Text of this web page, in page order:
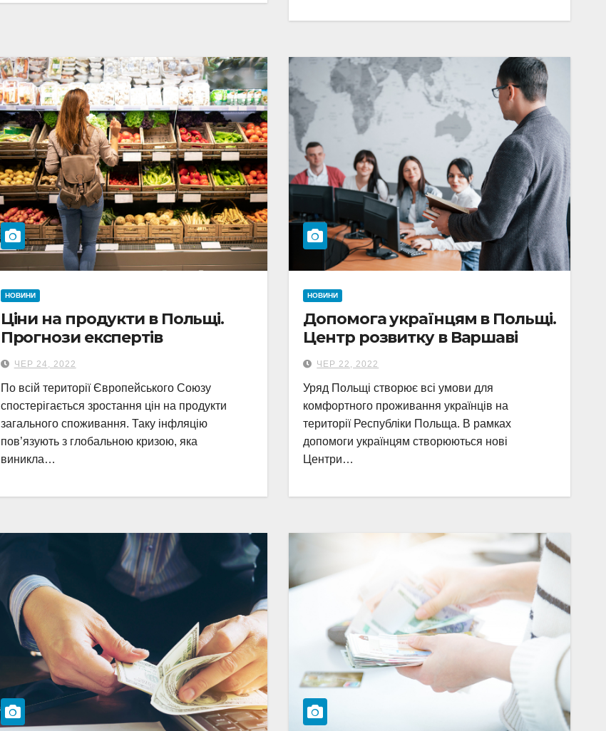
НОВИНИ
Ціни на продукти в Польщі.
Прогнози експертів
ЧЕР 24, 2022
По всій території Європейського Союзу
спостерігається зростання цін на продукти
загального споживання. Таку інфляцію
пов’язують з глобальною кризою, яка
виникла…
НОВИНИ
Допомога українцям в Польщі.
Центр розвитку в Варшаві
ЧЕР 22, 2022
Уряд Польщі створює всі умови для
комфортного проживання українців на
території Республіки Польща. В рамках
допомоги українцям створюються нові
Центри…